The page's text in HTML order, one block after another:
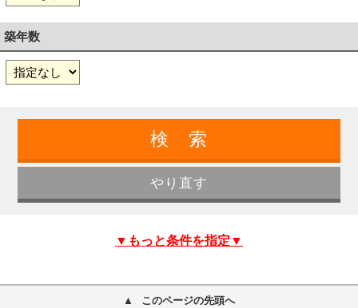
築年数
▼もっと条件を指定▼
このページの先頭へ